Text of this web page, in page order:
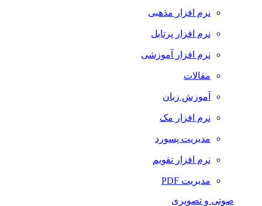
نرم افزار مذهبی
نرم افزار پرتابل
نرم افزار آموزشی
مقالات
آموزش زبان
نرم افزار مک
مدیریت پسورد
نرم افزار تقویم
مدیریت PDF
صوتی و تصویری